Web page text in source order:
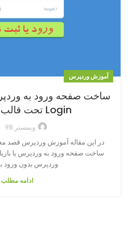
آموزش وردپرس
Login تحت قالب وردپرس
وبمستر 98
در این مقاله آموزش وردپرس قصد
ساخت صفحه ورود به وردپرس یا
وردپرس بدون ورود
ادامه مطلب